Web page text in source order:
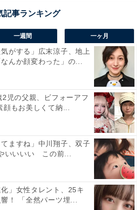
一週間 一ヶ月
気がする」広末涼子、地上
んか顔変わった」の...
児の父親、ビフォーアフ
顔もお美しくて納...
てますね」中川翔子、双子
いいいい この前...
化」女性タレント、25キ
！ 「全然パーツ埋...